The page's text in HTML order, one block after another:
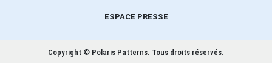
ESPACE PRESSE
Copyright © Polaris Patterns. Tous droits réservés.